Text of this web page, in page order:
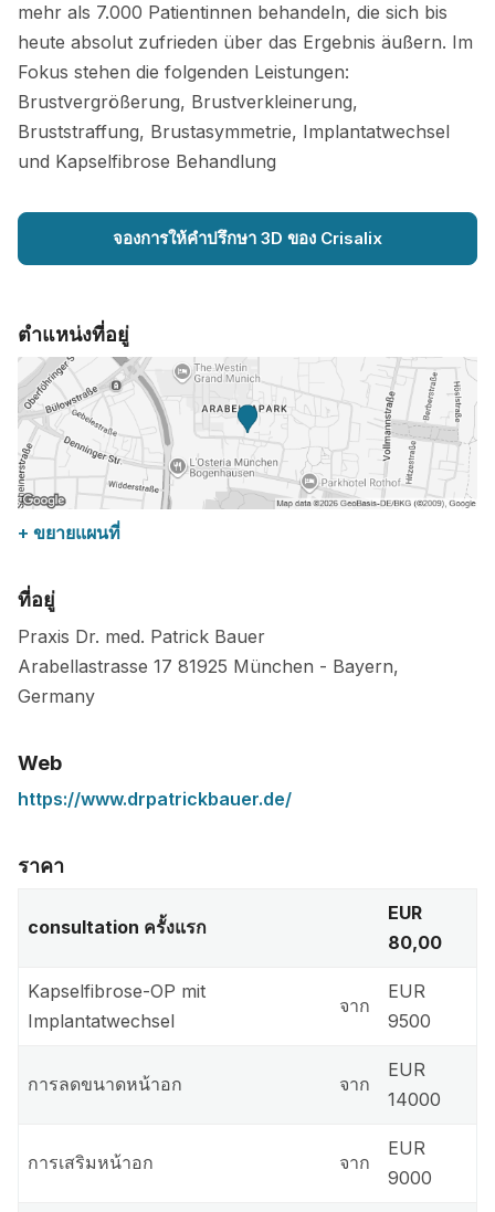
mehr als 7.000 Patientinnen behandeln, die sich bis
heute absolut zufrieden über das Ergebnis äußern. Im
Fokus stehen die folgenden Leistungen:
Brustvergrößerung, Brustverkleinerung,
Bruststraffung, Brustasymmetrie, Implantatwechsel
und Kapselfibrose Behandlung
จองการให้คำปรึกษา 3D ของ Crisalix
ตำแหน่งที่อยู่
+ ขยายแผนที่
ที่อยู่
Praxis Dr. med. Patrick Bauer
Arabellastrasse 17 81925 München - Bayern,
Germany
Web
https://www.drpatrickbauer.de/
ราคา
consultation ครั้งแรก
EUR
80,00
Kapselfibrose-OP mit
Implantatwechsel
จาก
EUR
9500
การลดขนาดหน้าอก จาก
EUR
14000
การเสริมหน้าอก จาก
EUR
9000